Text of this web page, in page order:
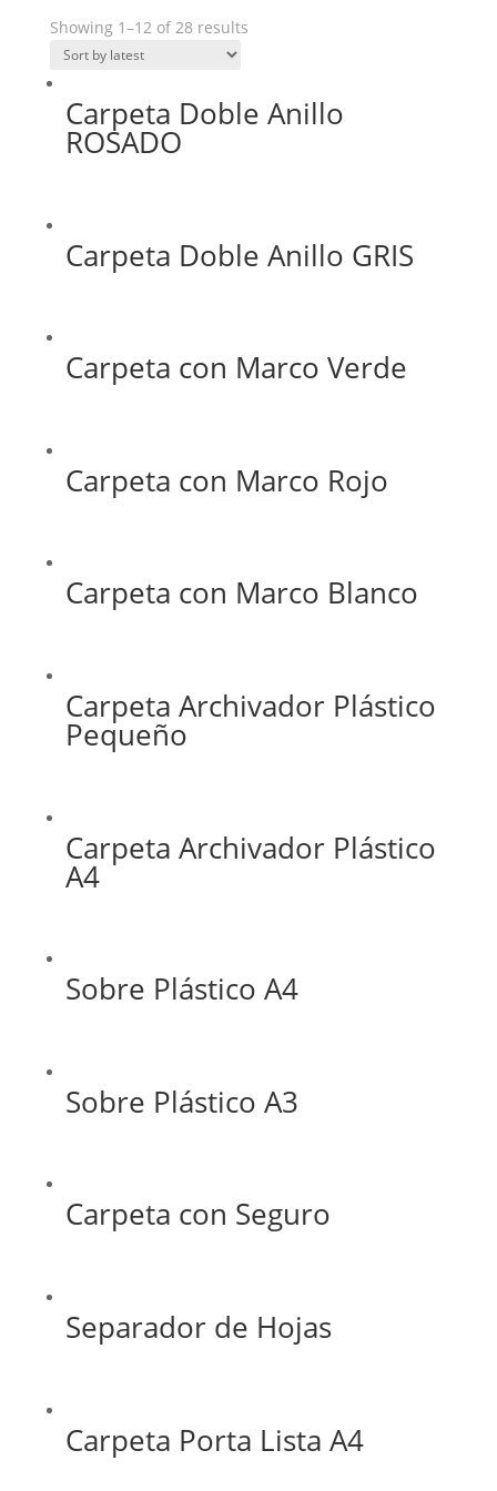
Showing 1–12 of 28 results
Carpeta Doble Anillo
ROSADO
Carpeta Doble Anillo GRIS
Carpeta con Marco Verde
Carpeta con Marco Rojo
Carpeta con Marco Blanco
Carpeta Archivador Plástico
Pequeño
Carpeta Archivador Plástico
A4
Sobre Plástico A4
Sobre Plástico A3
Carpeta con Seguro
Separador de Hojas
Carpeta Porta Lista A4